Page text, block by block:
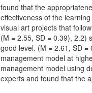
found that the
effectiveness of the
visual art projects that
(M = 2.55, SD = 0.39), 2.2)
good level. (M = 2.61, SD
management model at
management model using
experts and found that the